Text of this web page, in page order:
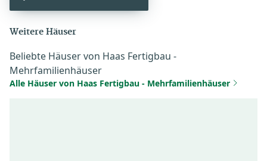
Weitere Häuser
Beliebte Häuser von Haas Fertigbau -
Mehrfamilienhäuser
Alle Häuser von Haas Fertigbau - Mehrfamilienhäuser